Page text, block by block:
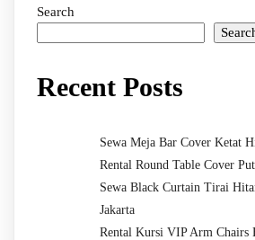
Search
Recent Posts
Sewa Meja Bar Cover Ketat
Rental Round Table Cover
Sewa Black Curtain Tirai
Jakarta
Rental Kursi VIP Arm Chairs